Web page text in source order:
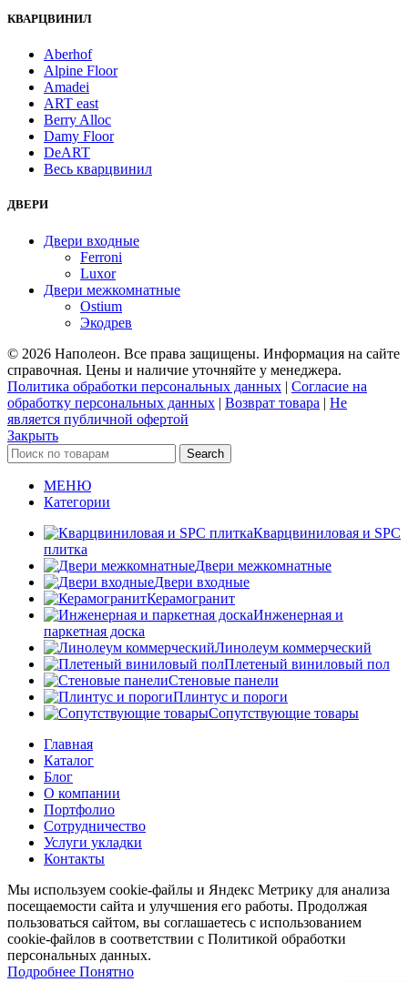
КВАРЦВИНИЛ
Aberhof
Alpine Floor
Amadei
ART east
Berry Alloc
Damy Floor
DeART
Весь кварцвинил
ДВЕРИ
Двери входные
Ferroni
Luxor
Двери межкомнатные
Ostium
Экодрев
© 2026 Наполеон. Все права защищены. Информация на сайте
справочная. Цены и наличие уточняйте у менеджера.
Политика обработки персональных данных | Согласие на
обработку персональных данных | Возврат товара | Не
является публичной офертой
Закрыть
Search
МЕНЮ
Категории
Кварцвиниловая и SPC
плитка
Двери межкомнатные
Двери входные
Керамогранит
Инженерная и
паркетная доска
Линолеум коммерческий
Плетеный виниловый пол
Стеновые панели
Плинтус и пороги
Сопутствующие товары
Главная
Каталог
Блог
О компании
Портфолио
Сотрудничество
Услуги укладки
Контакты
Мы используем cookie-файлы и Яндекс Метрику для анализа
посещаемости сайта и улучшения его работы. Продолжая
пользоваться сайтом, вы соглашаетесь с использованием
cookie-файлов в соответствии с Политикой обработки
персональных данных.
Подробнее Подробнее
Понятно